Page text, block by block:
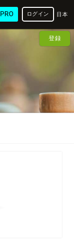
PRO 日本
語
ログイン
登録